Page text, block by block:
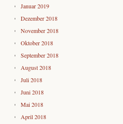
Januar 2019
Dezember 2018
November 2018
Oktober 2018
September 2018
August 2018
Juli 2018
Juni 2018
Mai 2018
April 2018